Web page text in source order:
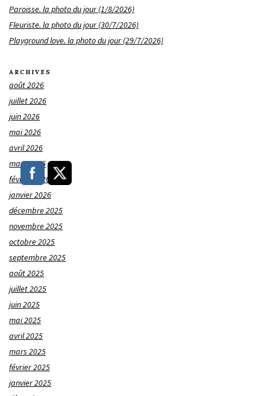
Paroisse. la photo du jour (1/8/2026)
Fleuriste. la photo du jour (30/7/2026)
Playground love. la photo du jour (29/7/2026)
ARCHIVES
août 2026
juillet 2026
juin 2026
mai 2026
avril 2026
mars 2026
février 2026
janvier 2026
décembre 2025
novembre 2025
octobre 2025
septembre 2025
août 2025
juillet 2025
juin 2025
mai 2025
avril 2025
mars 2025
février 2025
janvier 2025